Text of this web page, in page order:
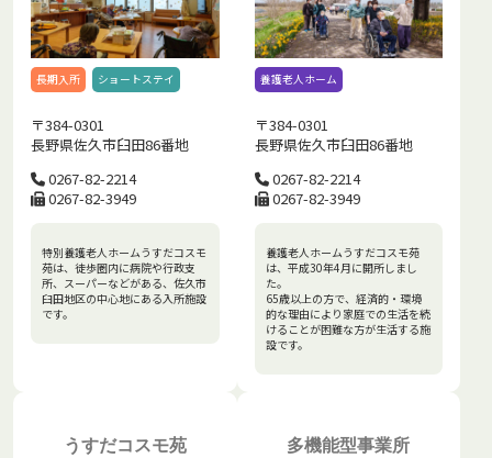
長期入所 ショートステイ
〒384-0301
長野県佐久市臼田86番地
0267-82-2214
0267-82-3949
特別養護老人ホームうすだコスモ
苑は、徒歩圏内に病院や行政支
所、スーパーなどがある、佐久市
臼田地区の中心地にある入所施設
です。
養護老人ホーム
〒384-0301
長野県佐久市臼田86番地
0267-82-2214
0267-82-3949
養護老人ホームうすだコスモ苑
は、平成30年4月に開所しまし
た。
65歳以上の方で、経済的・環境
的な理由により家庭での生活を続
けることが困難な方が生活する施
設です。
うすだコスモ苑
多機能型事業所